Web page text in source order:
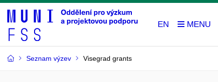
EN
Seznam výzev Visegrad grants